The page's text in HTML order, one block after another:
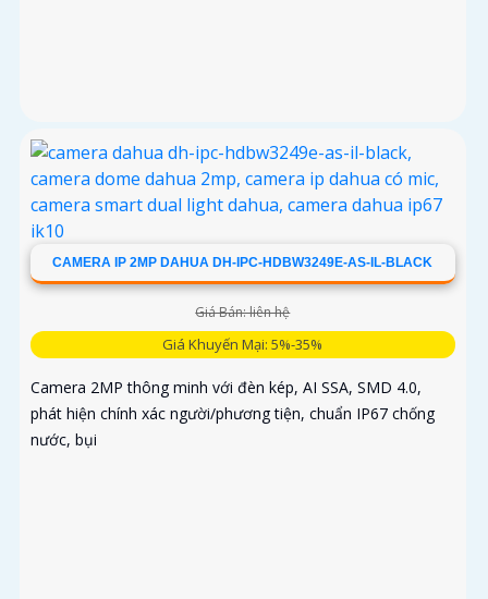
CAMERA IP 2MP DAHUA DH-IPC-HDBW3249E-AS-IL-BLACK
Giá Bán: liên hệ
Giá Khuyến Mại: 5%-35%
Camera 2MP thông minh với đèn kép, AI SSA, SMD 4.0,
phát hiện chính xác người/phương tiện, chuẩn IP67 chống
nước, bụi